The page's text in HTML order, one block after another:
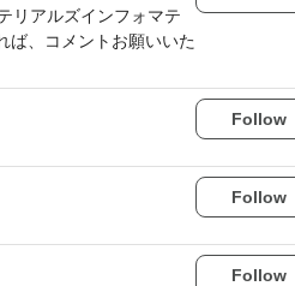
リアルズインフォマテ
ば、コメントお願いいた
Follow
Follow
Follow